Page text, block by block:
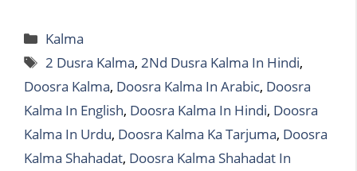
Categories
Kalma
Tags
2 Dusra Kalma, 2Nd Dusra Kalma In Hindi,
Doosra Kalma, Doosra Kalma In Arabic, Doosra
Kalma In English, Doosra Kalma In Hindi, Doosra
Kalma In Urdu, Doosra Kalma Ka Tarjuma, Doosra
Kalma Shahadat, Doosra Kalma Shahadat In